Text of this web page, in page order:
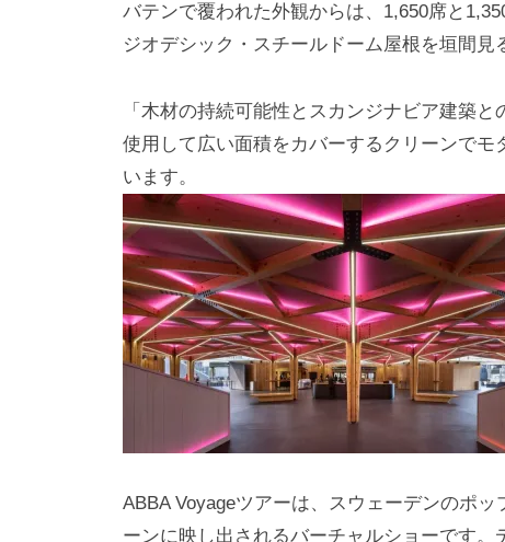
バテンで覆われた外観からは、1,650席と
ジオデシック・スチールドーム屋根を垣間見
「木材の持続可能性とスカンジナビア建築
使用して広い面積をカバーするクリーンで
います。
ABBA Voyageツアーは、スウェーデンのポ
ーンに映し出されるバーチャルショーです。